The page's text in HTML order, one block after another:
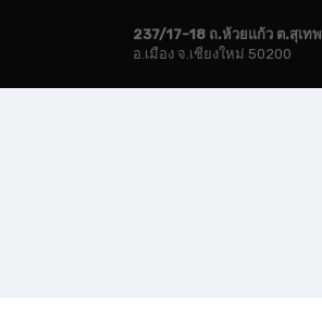
237/17-18 ถ.ห้วยแก้ว ต.สุเทพ
อ.เมือง จ.เชียงใหม่ 50200